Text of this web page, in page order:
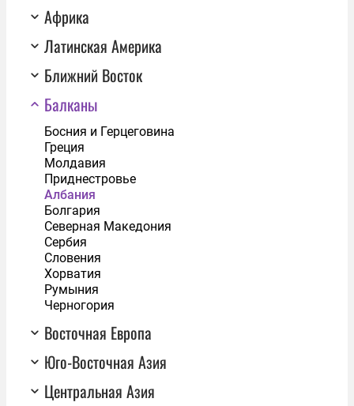
Африка
Латинская Америка
Ближний Восток
Балканы
Босния и Герцеговина
Греция
Молдавия
Приднестровье
Албания
Болгария
Северная Македония
Сербия
Словения
Хорватия
Румыния
Черногория
Восточная Европа
Юго-Восточная Азия
Центральная Азия